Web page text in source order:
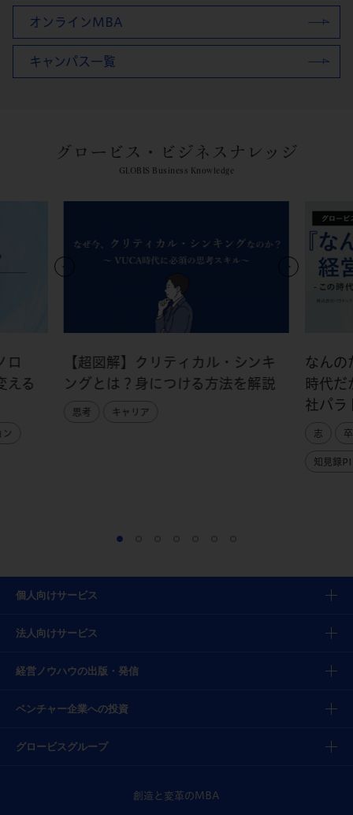
オンラインMBA
キャンパス一覧
グロービス・ビジネスナレッジ
GLOBIS Business Knowledge
ロ
える
ン
【超図解】クリティカル・シンキ
ングとは？身につける方法を解説
思考 キャリア
なんの
時代だ
社パラ
志
知見録
個人向けサービス
法人向けサービス
経営ノウハウの出版・発信
ベンチャー企業への投資
グロービスグループ
創造と変革のMBA